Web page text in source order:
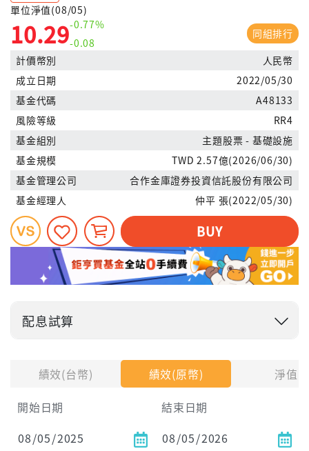
績效(台幣) 績效(原幣)
淨值
開始日期
結束日期
單位淨值(08/05)
10.29-0.77%
-0.08
同組排行
計價幣別
人民幣
成立日期
2022/05/30
基金代碼
A48133
風險等級
RR4
基金組別
主題股票 - 基礎設施
基金規模
TWD 2.57億(2026/06/30)
基金管理公司
合作金庫證券投資信託股份有限公司
基金經理人
仲平 張(2022/05/30)
BUY
配息試算
試算區間
1年
2年